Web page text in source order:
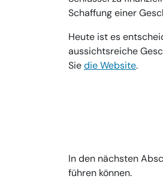
Schaffung einer
Heute ist es
aussichtsreiche
Siedie Website.
In den nächsten
führen können.